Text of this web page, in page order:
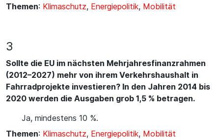
Themen: Klimaschutz, Energiepolitik, Mobilität
3
Sollte die EU im nächsten Mehrjahresfinanzrahmen
(2012–2027) mehr von ihrem Verkehrshaushalt in
Fahrradprojekte investieren? In den Jahren 2014 bis
2020 werden die Ausgaben grob 1,5 % betragen.
Ja, mindestens 10 %.
Themen: Klimaschutz, Energiepolitik, Mobilität